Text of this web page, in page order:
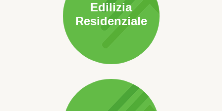
Edilizia
Residenziale